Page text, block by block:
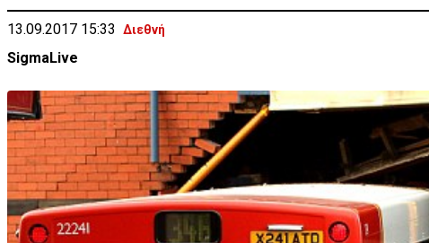
13.09.2017 15:33 Διεθνή
SigmaLive